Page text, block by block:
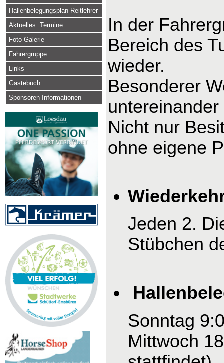
Hallenbelegungsplan Reitlehrer
Aktuelles: Termine
Foto Galerie
Fahrergruppe
Links
Gästebuch
Sponsoren Informationen
In der
Bereich des
wieder.
Besonderer
Nicht nur
ohne eigene
Jeden 2.
Stübchen
Sonntag
Mittwoch